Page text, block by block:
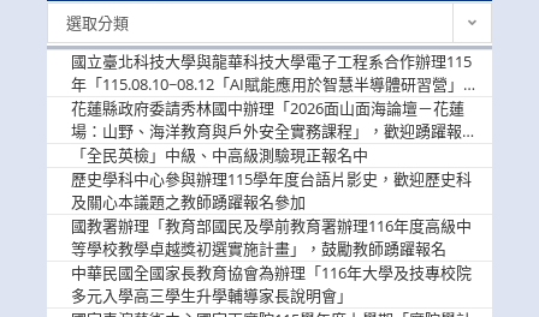
選取分類
國立臺北科技大學與龍華科技大學電子工程系合作辦理115
年「115.08.10~08.12「AI賦能應用於智慧半導體研習營」，
歡迎學生踴躍報名參加
花蓮縣政府委請秀林國中辦理「2026面山面海論壇－花蓮
場：山野、海洋教育與戶外安全實務課程」，歡迎踴躍報名
參加
「全民英檢」中級、中高級測驗現正報名中
歷史學科中心參與辦理115學年度台語片影史，歡迎歷史科
及關心本議題之教師踴躍報名參加
國教署辦理「教育部國民及學前教育署辦理116年度高級中
等學校教學卓越獎初選實施計畫」，鼓勵教師踴躍報名
中華民國全國家長教育協會為辦理「116年大學及技專校院
多元入學高三學生升學輔導家長說明會」